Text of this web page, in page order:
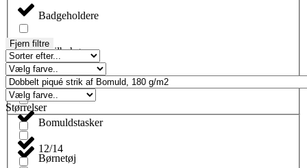
Badgeholdere
Biltilbehør
Blyanter
Bomuldstasker
Børnetøj
Fjern filtre
Størrelser
12/14